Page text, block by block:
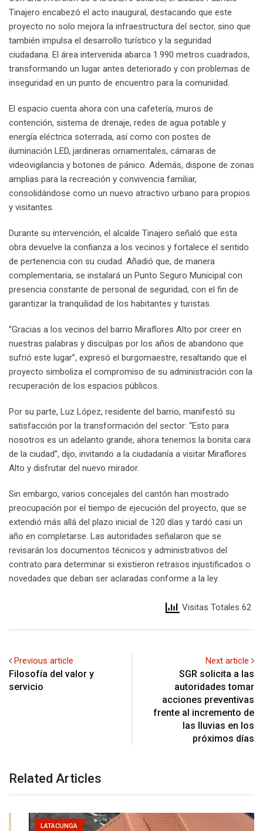
Tinajero encabezó el acto inaugural, destacando que este
proyecto no solo mejora la infraestructura del sector, sino que
también impulsa el desarrollo turístico y la seguridad
ciudadana. El área intervenida abarca 1.990 metros cuadrados,
transformando un lugar antes deteriorado y con problemas de
inseguridad en un punto de encuentro para la comunidad.
El espacio cuenta ahora con una cafetería, muros de
contención, sistema de drenaje, redes de agua potable y
energía eléctrica soterrada, así como con postes de
iluminación LED, jardineras ornamentales, cámaras de
videovigilancia y botones de pánico. Además, dispone de zonas
amplias para la recreación y convivencia familiar,
consolidándose como un nuevo atractivo urbano para propios
y visitantes.
Durante su intervención, el alcalde Tinajero señaló que esta
obra devuelve la confianza a los vecinos y fortalece el sentido
de pertenencia con su ciudad. Añadió que, de manera
complementaria, se instalará un Punto Seguro Municipal con
presencia constante de personal de seguridad, con el fin de
garantizar la tranquilidad de los habitantes y turistas.
“Gracias a los vecinos del barrio Miraflores Alto por creer en
nuestras palabras y disculpas por los años de abandono que
sufrió este lugar”, expresó el burgomaestre, resaltando que el
proyecto simboliza el compromiso de su administración con la
recuperación de los espacios públicos.
Por su parte, Luz López, residente del barrio, manifestó su
satisfacción por la transformación del sector: “Esto para
nosotros es un adelanto grande, ahora tenemos la bonita cara
de la ciudad”, dijo, invitando a la ciudadanía a visitar Miraflores
Alto y disfrutar del nuevo mirador.
Sin embargo, varios concejales del cantón han mostrado
preocupación por el tiempo de ejecución del proyecto, que se
extendió más allá del plazo inicial de 120 días y tardó casi un
año en completarse. Las autoridades señalaron que se
revisarán los documentos técnicos y administrativos del
contrato para determinar si existieron retrasos injustificados o
novedades que deban ser aclaradas conforme a la ley.
Visitas Totales 62
Previous article
Filosofía del valor y
servicio
Next article
SGR solicita a las
autoridades tomar
acciones preventivas
frente al incremento de
las lluvias en los
próximos días
Related Articles
LATACUNGA